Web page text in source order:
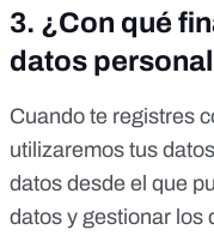
3. ¿Con qué
datos
Cuando te registres
utilizaremos tus
datos desde el que
datos y gestionar los